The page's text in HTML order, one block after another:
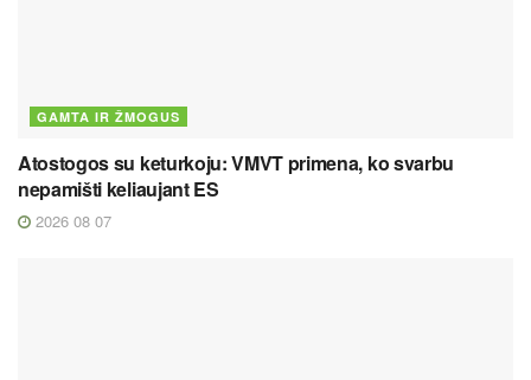
GAMTA IR ŽMOGUS
Atostogos su keturkoju: VMVT primena, ko svarbu
nepamišti keliaujant ES
2026 08 07